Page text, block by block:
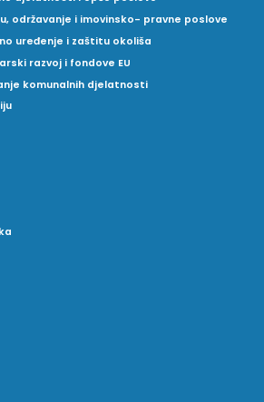
održavanje i imovinsko- pravne poslove
uređenje i zaštitu okoliša
razvoj i fondove EU
komunalnih djelatnosti